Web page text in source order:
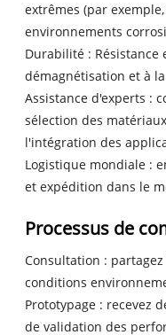
extrêmes (par
environnements
Durabilité : Résistance
démagnétisation et à
Assistance d'experts :
sélection des
l'intégration des
Logistique mondiale :
et expédition dans le
Processus de
Consultation : partagez
conditions
Prototypage : recevez
de validation des